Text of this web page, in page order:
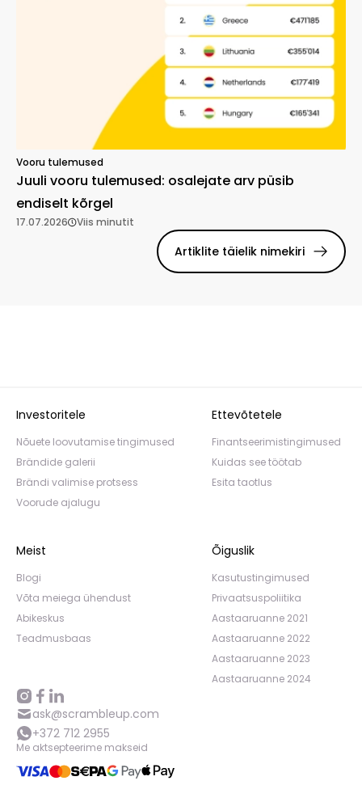
Vooru tulemused
Juuli vooru tulemused: osalejate arv püsib
endiselt kõrgel
17.07.2026 Viis minutit
Artiklite täielik nimekiri
Investoritele
Nõuete loovutamise tingimused
Brändide galerii
Brändi valimise protsess
Voorude ajalugu
Ettevõtetele
Finantseerimistingimused
Kuidas see töötab
Esita taotlus
Meist
Blogi
Võta meiega ühendust
Abikeskus
Teadmusbaas
Õiguslik
Kasutustingimused
Privaatsuspoliitika
Aastaaruanne 2021
Aastaaruanne 2022
Aastaaruanne 2023
Aastaaruanne 2024
ask@scrambleup.com
+372 712 2955
Me aktsepteerime makseid